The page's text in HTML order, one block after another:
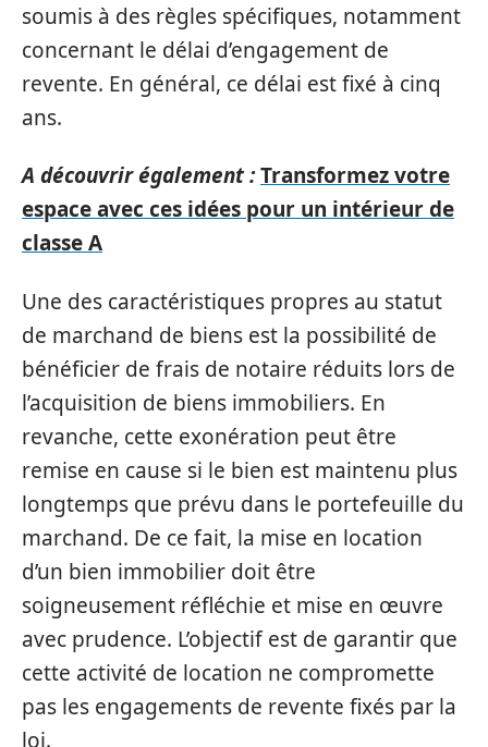
soumis à des règles spécifiques, notamment
concernant le délai d’engagement de
revente. En général, ce délai est fixé à cinq
ans.
A découvrir également :Transformez votre
espace avec ces idées pour un intérieur de
classe A
Une des caractéristiques propres au statut
de marchand de biens est la possibilité de
bénéficier de frais de notaire réduits lors de
l’acquisition de biens immobiliers. En
revanche, cette exonération peut être
remise en cause si le bien est maintenu plus
longtemps que prévu dans le portefeuille du
marchand. De ce fait, la mise en location
d’un bien immobilier doit être
soigneusement réfléchie et mise en œuvre
avec prudence. L’objectif est de garantir que
cette activité de location ne compromette
pas les engagements de revente fixés par la
loi.